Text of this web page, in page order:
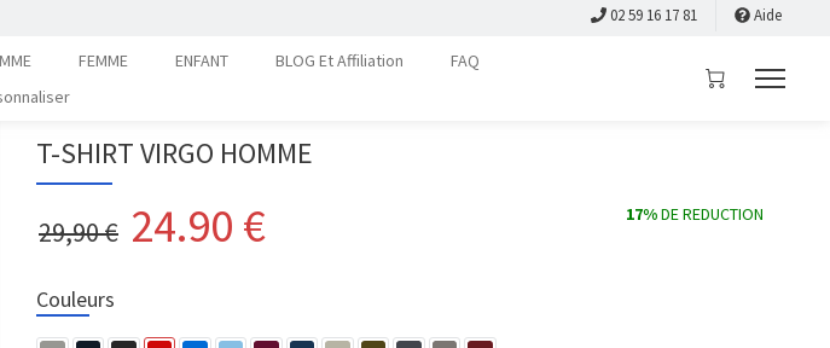
02 59 16 17 81 Aide
FEMME ENFANT BLOG Et Affiliation
FAQ
T-SHIRT VIRGO HOMME
29,90 € 24.90 € 17%DE REDUCTION
Couleurs